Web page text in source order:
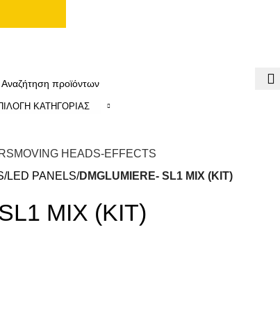
ΚΑΤΗΓΟΡΊΑΣ
MOVING HEADS-EFFECTS
LED PANELS DMGLUMIERE- SL1 MIX (ΚΙΤ)
MIX (ΚΙΤ)